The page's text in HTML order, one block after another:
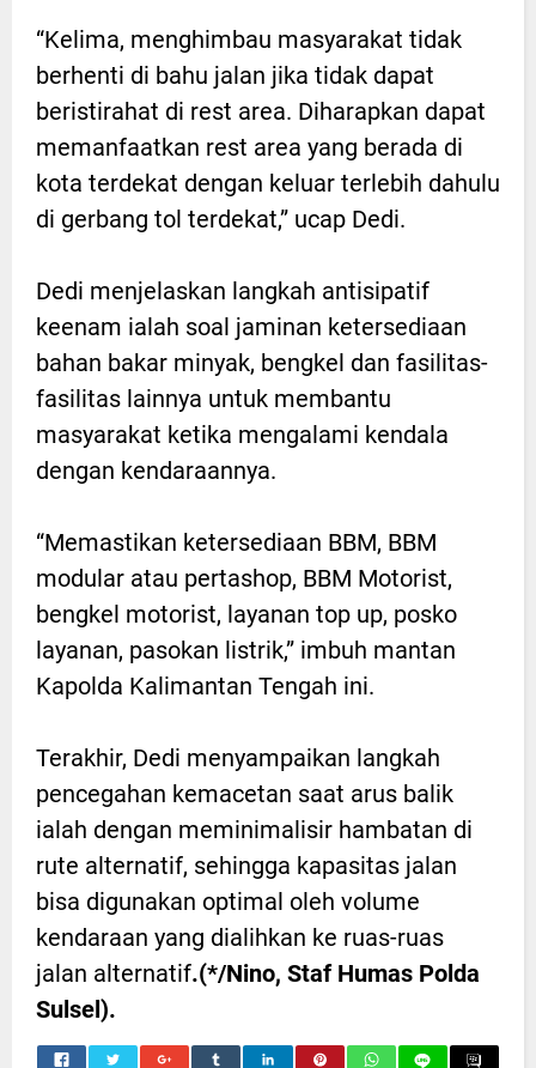
“Kelima, menghimbau masyarakat tidak
berhenti di bahu jalan jika tidak dapat
beristirahat di rest area. Diharapkan dapat
memanfaatkan rest area yang berada di
kota terdekat dengan keluar terlebih dahulu
di gerbang tol terdekat,” ucap Dedi.
Dedi menjelaskan langkah antisipatif
keenam ialah soal jaminan ketersediaan
bahan bakar minyak, bengkel dan fasilitas-
fasilitas lainnya untuk membantu
masyarakat ketika mengalami kendala
dengan kendaraannya.
“Memastikan ketersediaan BBM, BBM
modular atau pertashop, BBM Motorist,
bengkel motorist, layanan top up, posko
layanan, pasokan listrik,” imbuh mantan
Kapolda Kalimantan Tengah ini.
Terakhir, Dedi menyampaikan langkah
pencegahan kemacetan saat arus balik
ialah dengan meminimalisir hambatan di
rute alternatif, sehingga kapasitas jalan
bisa digunakan optimal oleh volume
kendaraan yang dialihkan ke ruas-ruas
jalan alternatif.(*/Nino, Staf Humas Polda
Sulsel).